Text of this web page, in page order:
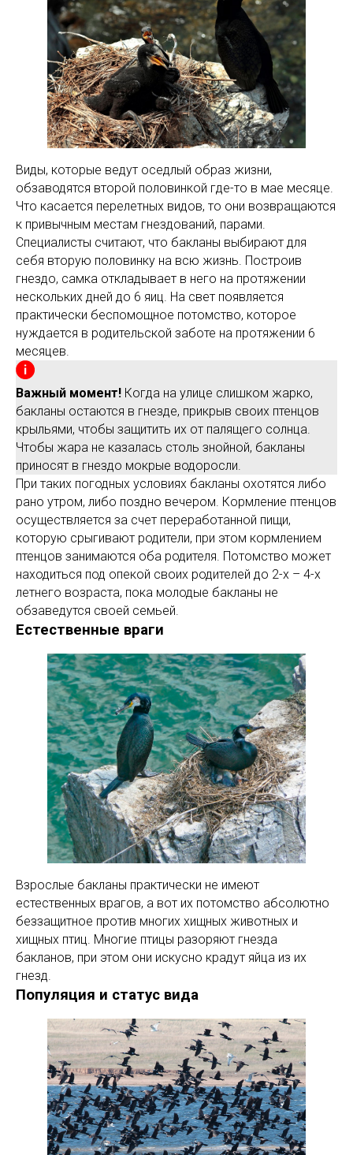
Виды, которые ведут оседлый образ жизни,
обзаводятся второй половинкой где-то в мае месяце.
Что касается перелетных видов, то они возвращаются
к привычным местам гнездований, парами.
Специалисты считают, что бакланы выбирают для
себя вторую половинку на всю жизнь. Построив
гнездо, самка откладывает в него на протяжении
нескольких дней до 6 яиц. На свет появляется
практически беспомощное потомство, которое
нуждается в родительской заботе на протяжении 6
месяцев.
Важный момент! Когда на улице слишком жарко,
бакланы остаются в гнезде, прикрыв своих птенцов
крыльями, чтобы защитить их от палящего солнца.
Чтобы жара не казалась столь знойной, бакланы
приносят в гнездо мокрые водоросли.
При таких погодных условиях бакланы охотятся либо
рано утром, либо поздно вечером. Кормление птенцов
осуществляется за счет переработанной пищи,
которую срыгивают родители, при этом кормлением
птенцов занимаются оба родителя. Потомство может
находиться под опекой своих родителей до 2-х – 4-х
летнего возраста, пока молодые бакланы не
обзаведутся своей семьей.
Естественные враги
Взрослые бакланы практически не имеют
естественных врагов, а вот их потомство абсолютно
беззащитное против многих хищных животных и
хищных птиц. Многие птицы разоряют гнезда
бакланов, при этом они искусно крадут яйца из их
гнезд.
Популяция и статус вида